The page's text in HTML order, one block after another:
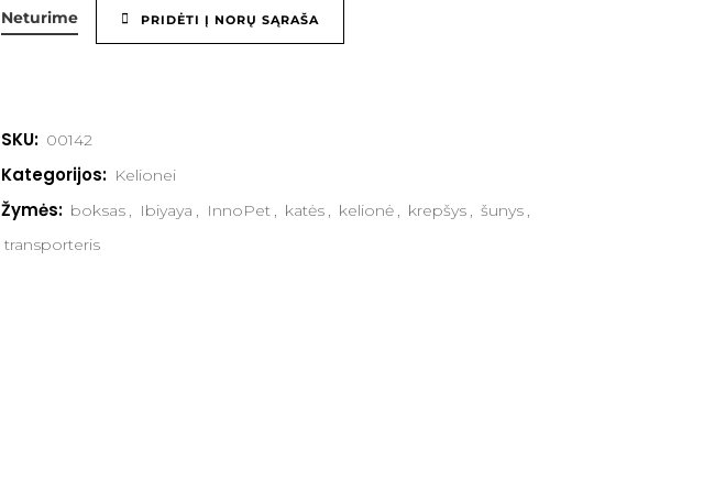
Neturime PRIDĖTI Į NORŲ SĄRAŠA
SKU: 00142
Kategorijos: Kelionei
Žymės: boksas , Ibiyaya , InnoPet , katės , kelionė , krepšys , šunys ,
transporteris